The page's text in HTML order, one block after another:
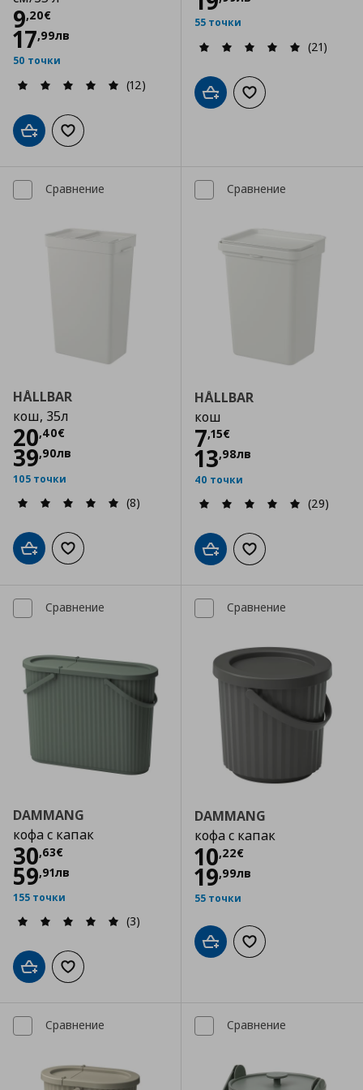
9,20€
Цена
17,99лв
50 точки
(12)
Добави в кошницата
Добави към списъка с любими
55 точки
(21)
Добави в кошницата
Добави към
Сравнение
HÅLLBAR
кош, 35л
20,40€
Цена
39,90лв
105 точки
(8)
Добави в кошницата
Добави към списъка с любими
Сравнение
HÅLLBAR
кош
7,15€
Цена
13,98лв
40 точки
(29)
Добави в кошницата
Добави към
Сравнение
DAMMANG
кофа с капак
30,63€
Цена
59,91лв
155 точки
(3)
Добави в кошницата
Добави към списъка с любими
Сравнение
DAMMANG
кофа с капак
10,22€
Цена
19,99лв
55 точки
Добави в кошницата
Добави към
Сравнение Сравнение